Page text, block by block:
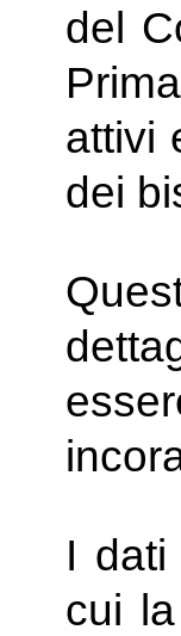
del
attivi
dei
I
cui